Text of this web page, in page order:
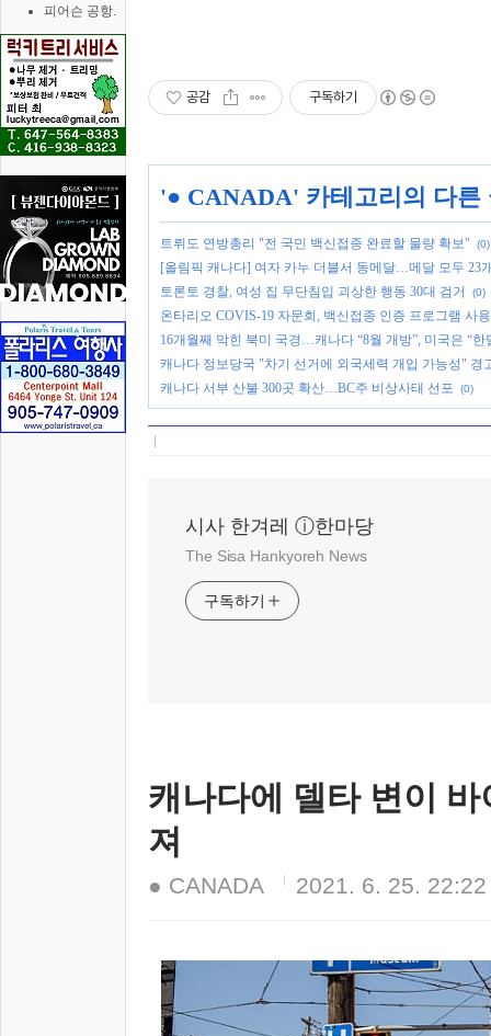
피어슨 공항.
공감 구독하기
'● CANADA' 카테고리의 다른
트뤼도 연방총리 "전 국민 백신접종 완료할 물량 확보" (0)
[올림픽 캐나다] 여자 카누 더블서 동메달…메달 모두 23
토론토 경찰, 여성 집 무단침입 괴상한 행동 30대 검거
(0)
온타리오 COVIS-19 자문회, 백신접종 인증 프로그램 사용
16개월째 막힌 북미 국경…캐나다 “8월 개방”, 미국은 “한
캐나다 정보당국 "차기 선거에 외국세력 개입 가능성" 경
캐나다 서부 산불 300곳 확산…BC주 비상사태 선포
(0)
시사 한겨레 ⓘ한마당
The Sisa Hankyoreh News
구독하기
캐나다에 델타 변이
져
● CANADA 2021. 6. 25. 22:22